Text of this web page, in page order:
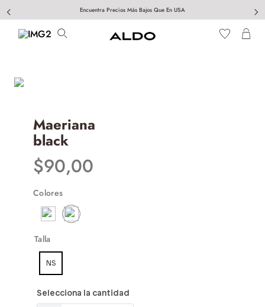
Encuentra Precios Más Bajos Que En USA
Maeriana
black
$90,00
Colores
Talla
NS